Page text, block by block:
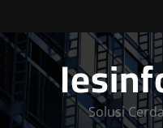
to
content
Solusi